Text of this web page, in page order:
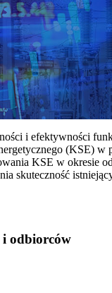
i efektywności
(KSE)
KSE w okresie
skuteczność
i odbiorców